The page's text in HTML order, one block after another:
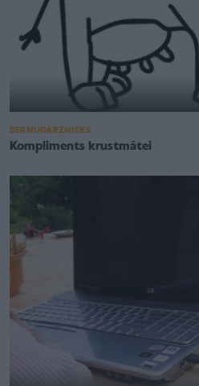
BĒRNUDĀRZNIEKS
Kompliments krustmātei